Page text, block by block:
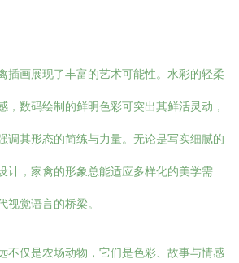
插画展现了丰富的艺术可能性。水彩的轻柔
，数码绘制的鲜明色彩可突出其鲜活灵动，
调其形态的简练与力量。无论是写实细腻的
计，家禽的形象总能适应多样化的美学需
视觉语言的桥梁。
不仅是农场动物，它们是色彩、故事与情感